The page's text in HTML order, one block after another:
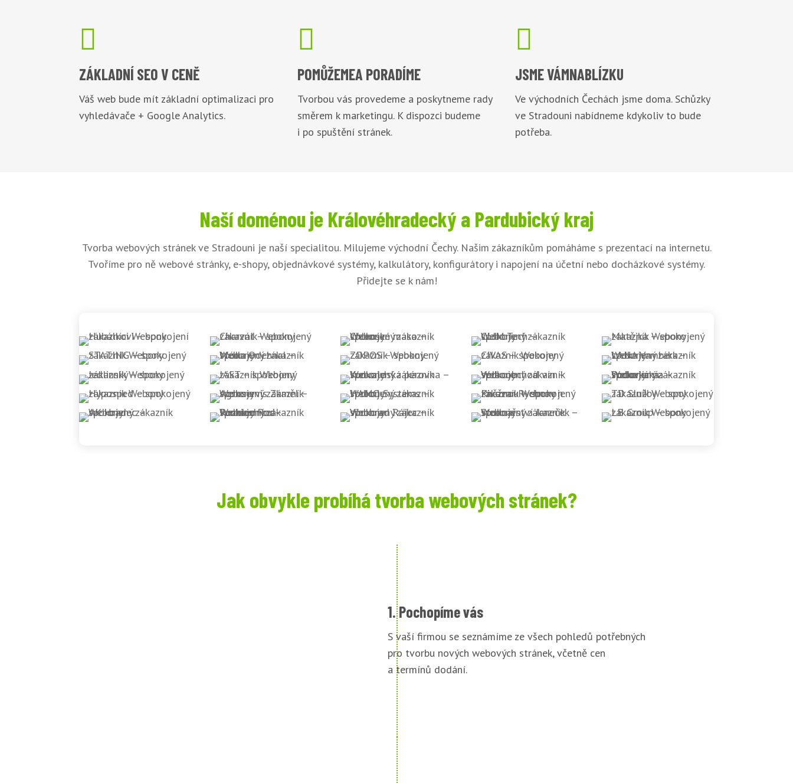

ZÁKLADNÍ SEO V CENĚ
Váš web bude mít základní optimalizaci pro
vyhledávače + Google Analytics.

POMŮŽEMEA PORADÍME
Tvorbou vás provedeme a poskytneme rady
směrem k marketingu. K dispozci budeme
i po spuštění stránek.

JSME VÁMNABLÍZKU
Ve východních Čechách jsme doma. Schůzky
ve Stradouni nabídneme kdykoliv to bude
potřeba.
Naší doménou je Královéhradecký a Pardubický kraj
Tvorba webových stránek ve Stradouni je naší specialitou. Milujeme východní Čechy. Našim zákazníkům pomáháme s prezentací na internetu.
Tvoříme pro ně webové stránky, e-shopy, objednávkové systémy, kalkulátory, konfigurátory i napojení na účetní nebo docházkové systémy.
Přidejte se k nám!
Jak obvykle probíhá tvorba webových stránek?
1. Pochopíme vás
S vaší firmou se seznámíme ze všech pohledů potřebných
pro tvorbu nových webových stránek, včetně cen
a termínů dodání.